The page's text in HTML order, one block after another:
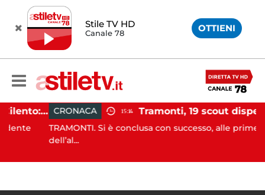
Stile TV HD
Canale 78 OTTIENI
Incidente agricolo nel Cilento: trattore si ribalta, muore 71enne CRONACA 15:14
TRAMONTI. Si è conclusa con successo, alle prime luci
dell’al...